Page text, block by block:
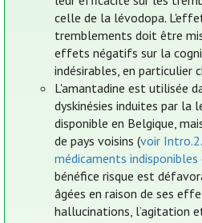
celle de la lévodopa.
tremblements doit être
effets négatifs sur la
indésirables, en particulier
L'amantadine est utilisée
dyskinésies induites par la
disponible en Belgique,
de pays voisins (voir
médicaments indisponibles
bénéfice risque est
âgées en raison de ses
hallucinations, l’agitation